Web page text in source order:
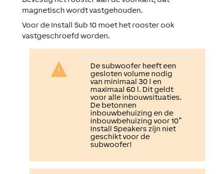
magnetisch wordt vastgehouden.
Voor de Install Sub 10 moet het rooster ook
vastgeschroefd worden.
De subwoofer heeft een
gesloten volume nodig
van minimaal 30 l en
maximaal 60 l. Dit geldt
voor alle inbouwsituaties.
De betonnen
inbouwbehuizing en de
inbouwbehuizing voor 10″
Install Speakers zijn niet
geschikt voor de
subwoofer!